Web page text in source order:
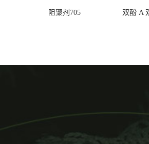
阻聚剂705 双酚 A